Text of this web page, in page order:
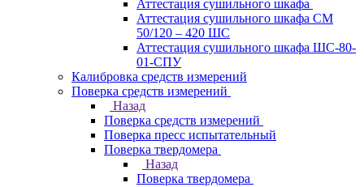
Аттестация сушильного шкафа
Аттестация сушильного шкафа СМ
50/120 – 420 ШС
Аттестация сушильного шкафа ШС-80-
01-СПУ
Калибровка средств измерений
Поверка средств измерений
Назад
Поверка средств измерений
Поверка пресс испытательный
Поверка твердомера
Назад
Поверка твердомера